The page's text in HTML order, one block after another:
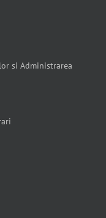
si Administrarea